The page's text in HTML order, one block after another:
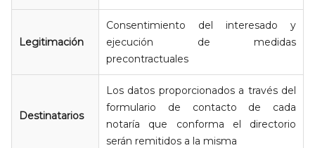
Legitimación
Consentimiento del interesado y
ejecución de medidas
precontractuales
Destinatarios
Los datos proporcionados a través del
formulario de contacto de cada
notaría que conforma el directorio
serán remitidos a la misma